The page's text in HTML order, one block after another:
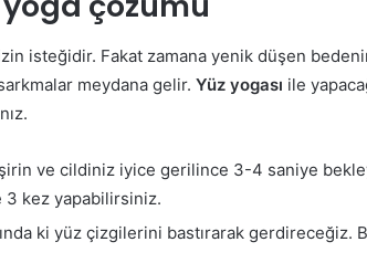
isteğidir. Fakat zamana yenik düşen
meydana gelir. Yüz yogası ile
ve cildiniz iyice gerilince 3-4 saniye
3 kez yapabilirsiniz.
ki yüz çizgilerini bastırarak gerdireceğiz.